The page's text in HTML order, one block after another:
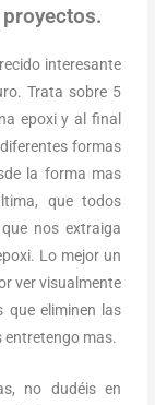
interesante
Trata sobre 5
epoxi y al final
formas
la forma mas
que todos
nos extraiga
Lo mejor un
ver visualmente
que eliminen las
entretengo mas.
no dudéis en